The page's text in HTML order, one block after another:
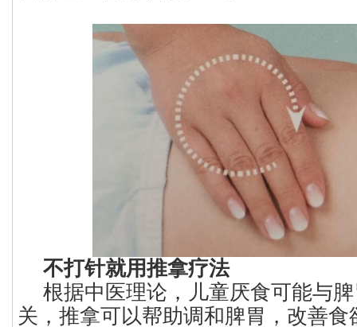
不打针就用推拿疗法
根据中医理论，儿童厌食可能与
关，推拿可以帮助调和脾胃，改善